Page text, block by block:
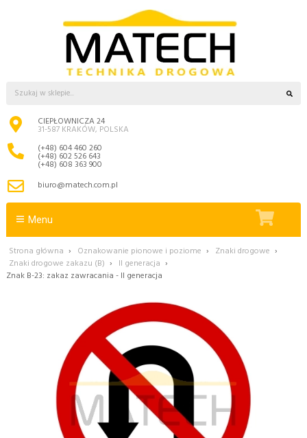
CIEPŁOWNICZA 24
31-587 KRAKÓW, POLSKA
(+48) 604 460 260
(+48) 602 526 643
(+48) 608 363 900
biuro@matech.com.pl
Menu
Strona główna › Oznakowanie pionowe i poziome › Znaki drogowe ›
Znaki drogowe zakazu (B) › II generacja ›
Znak B-23: zakaz zawracania - II generacja